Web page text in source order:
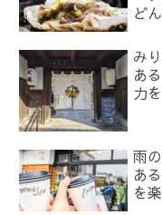
ど
み
あ
力
雨
あ
を